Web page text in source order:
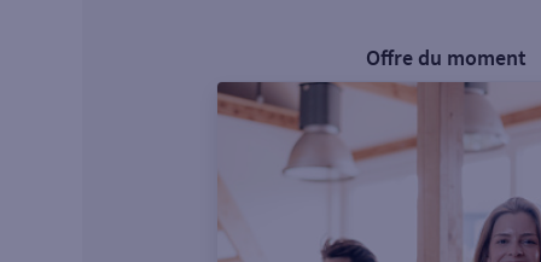
Offre du moment